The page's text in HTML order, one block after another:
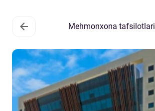
Mehmonxona tafsilotlari